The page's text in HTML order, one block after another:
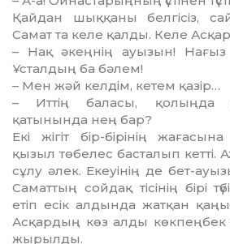
Қайдан шыққаны белгісіз,
Самат та ке­ле қалды. Келе
– Нақ әкеңнің ауызын! Нағыз
Ұсталдың ба бәлем!
– Мен жәй келдім, кетем қа­зір…
– Иттің баласы, қолыңда
қатынында нең бар?
Екі жігіт бір-бірінің
қызыл төбелес басталып
сұлу әлек. Екеуінің де бет-
Самат­тың сойдақ тісінің бірі
етіп есік алдында жат­қан
Асқардың көз алды
жырылды.